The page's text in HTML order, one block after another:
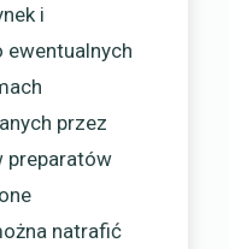
i
przez
preparatów
natrafić